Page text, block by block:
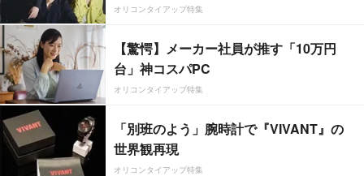
オリコンタイアップ特集
【驚愕】メーカー社員が推す「10万円
台」神コスパPC
オリコンタイアップ特集
「別班のよう」腕時計で『VIVANT』の
世界観再現
オリコンタイアップ特集